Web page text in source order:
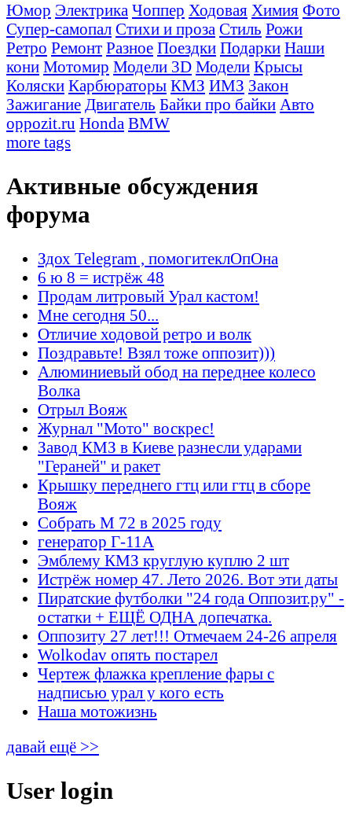
Юмор Электрика Чоппер Ходовая Химия Фото
Супер-самопал Стихи и проза Стиль Рожи
Ретро Ремонт Разное Поездки Подарки Наши
кони Мотомир Модели 3D Модели Крысы
Коляски Карбюраторы КМЗ ИМЗ Закон
Зажигание Двигатель Байки про байки Авто
oppozit.ru Honda BMW
more tags
Активные обсуждения
форума
Здох Telegram , помогитеклОпОна
6 ю 8 = истрёж 48
Продам литровый Урал кастом!
Мне сегодня 50...
Отличие ходовой ретро и волк
Поздравьте! Взял тоже оппозит)))
Алюминиевый обод на переднее колесо
Волка
Отрыл Вояж
Журнал "Мото" воскрес!
Завод КМЗ в Киеве разнесли ударами
"Гераней" и ракет
Крышку переднего гтц или гтц в сборе
Вояж
Собрать М 72 в 2025 году
генератор Г-11А
Эмблему КМЗ круглую куплю 2 шт
Истрёж номер 47. Лето 2026. Вот эти даты
Пиратские футболки "24 года Оппозит.ру" -
остатки + ЕЩЁ ОДНА допечатка.
Оппозиту 27 лет!!! Отмечаем 24-26 апреля
Wolkodav опять постарел
Чертеж флажка крепление фары с
надписью урал у кого есть
Наша мотожизнь
давай ещё >>
User login